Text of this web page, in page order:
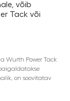
võib
Tack või
Wurth Power Tack
on soovitatav